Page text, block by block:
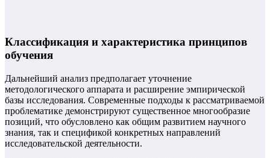
Классификация и характеристика принципов
обучения
Дальнейший анализ предполагает уточнение
методологического аппарата и расширение эмпирической
базы исследования. Современные подходы к рассматриваемой
проблематике демонстрируют существенное многообразие
позиций, что обусловлено как общим развитием научного
знания, так и спецификой конкретных направлений
исследовательской деятельности.